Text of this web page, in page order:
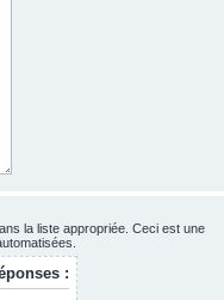
la liste appropriée. Ceci est une
: